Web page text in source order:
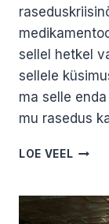
sellel hetkel
sellele
ma selle
mu rasedus
LOE VEEL
LUGU.